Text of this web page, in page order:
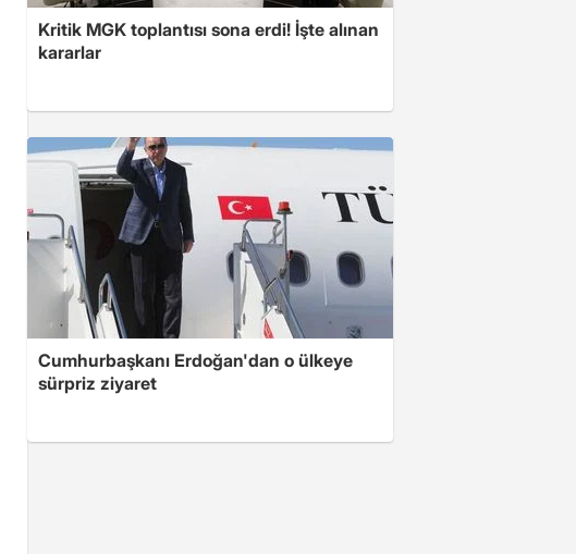
Kritik MGK toplantısı sona erdi! İşte alınan
kararlar
Cumhurbaşkanı Erdoğan'dan o ülkeye
sürpriz ziyaret